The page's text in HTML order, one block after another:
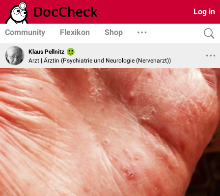
Log in
Community Flexikon Shop
Klaus Pellnitz
Arzt | Ärztin (Psychiatrie und Neurologie (Nervenarzt))